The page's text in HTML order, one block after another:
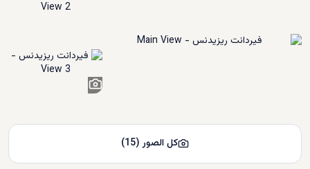
كل الصور(
15
)